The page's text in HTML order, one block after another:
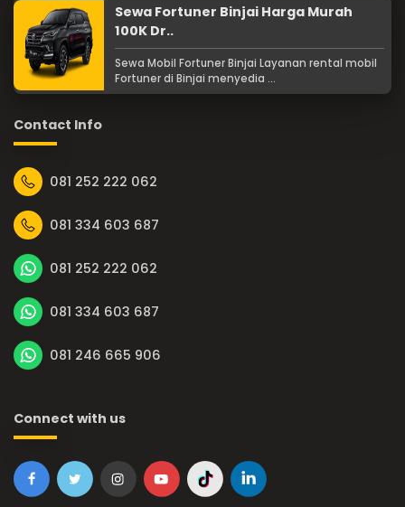
Sewa Fortuner Binjai Harga Murah
100K Dr..
Sewa Mobil Fortuner Binjai Layanan rental mobil
Fortuner di Binjai menyedia ...
Contact Info
081 252 222 062
081 334 603 687
081 252 222 062
081 334 603 687
081 246 665 906
Connect with us